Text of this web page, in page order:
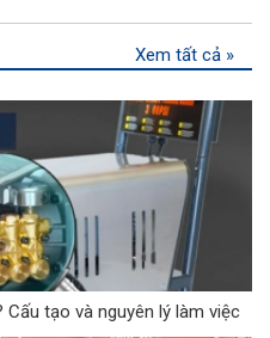
Xem tất cả »
tạo và nguyên lý làm việc